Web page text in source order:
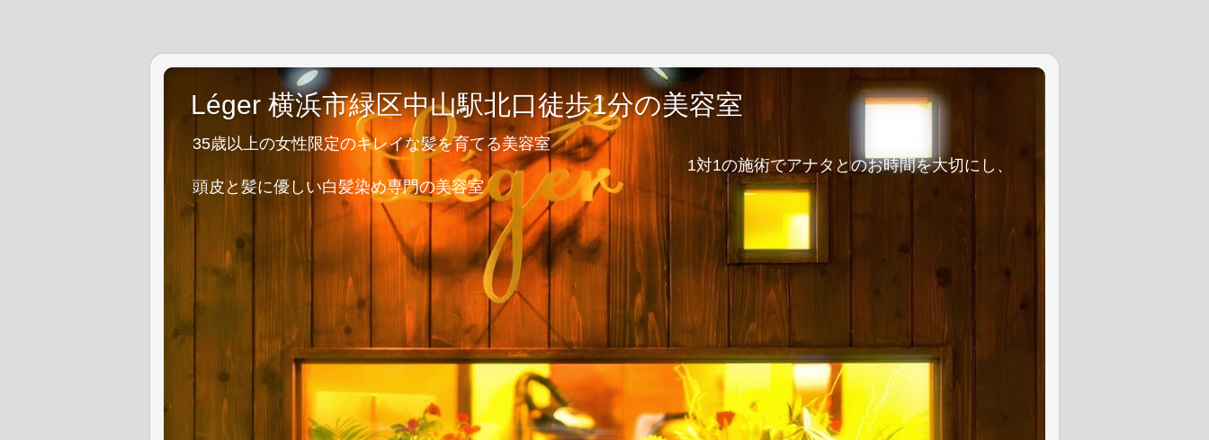
Léger 横浜市緑区中山駅北口徒歩1分の美容室
35歳以上の女性限定のキレイな髪を育てる美容室
1対1の施術でアナタとのお時間を大切にし、
頭皮と髪に優しい白髪染め専門の美容室